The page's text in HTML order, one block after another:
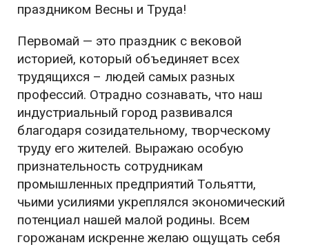
праздником Весны и Труда!
Первомай — это праздник с вековой
историей, который объединяет всех
трудящихся – людей самых разных
профессий. Отрадно сознавать, что наш
индустриальный город развивался
благодаря созидательному, творческому
труду его жителей. Выражаю особую
признательность сотрудникам
промышленных предприятий Тольятти,
чьими усилиями укреплялся экономический
потенциал нашей малой родины. Всем
горожанам искренне желаю ощущать себя